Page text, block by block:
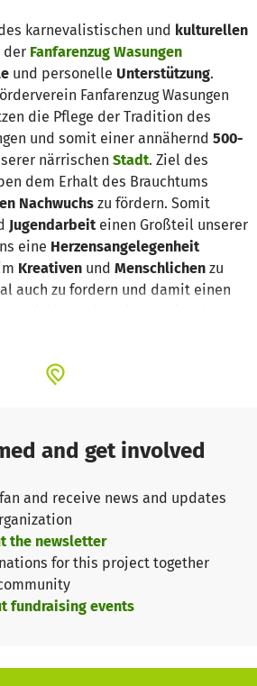
karnevalistischen und kulturellen
der Fanfarenzug Wasungen
und personelle Unterstützung.
Fanfarenzug Wasungen
die Pflege der Tradition des
und somit einer annähernd 500-
närrischen Stadt. Ziel des
dem Erhalt des Brauchtums
Nachwuchs zu fördern. Somit
Jugendarbeiteinen Großteil unserer
eine Herzensangelegenheit
Kreativen und Menschlichen zu
auch zu fordern und damit einen
and get involved
and receive news and updates
the newsletter
for this project together
fundraising events